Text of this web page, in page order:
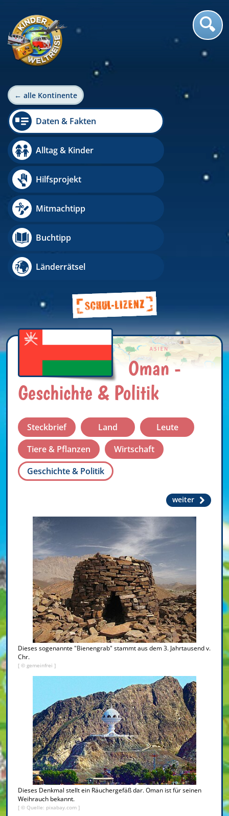
← alle Kontinente
Daten & Fakten
Alltag & Kinder
Hilfsprojekt
Mitmachtipp
Buchtipp
Länderrätsel
Oman -
Geschichte & Politik
Steckbrief Land
Leute
Tiere & Pflanzen
Wirtschaft
Geschichte & Politik
weiter
Dieses sogenannte "Bienengrab" stammt aus dem 3. Jahrtausend v.
Chr.
[ © gemeinfrei ]
Dieses Denkmal stellt ein Räuchergefäß dar. Oman ist für seinen
Weihrauch bekannt.
[ © Quelle: pixabay.com ]